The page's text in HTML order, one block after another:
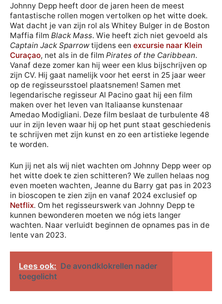
Johnny Depp heeft door de jaren heen de meest
fantastische rollen mogen vertolken op het witte doek.
Wat dacht je van zijn rol als Whitey Bulger in de Boston
Maffia film Black Mass. Wie heeft zich niet gevoeld als
Captain Jack Sparrowtijdens een excursie naar Klein
Curaçao, net als in de film Pirates of the Caribbean.
Vanaf deze zomer kan hij weer een klus bijschrijven op
zijn CV. Hij gaat namelijk voor het eerst in 25 jaar weer
op de regisseursstoel plaatsnemen! Samen met
legendarische regisseur Al Pacino gaat hij een film
maken over het leven van Italiaanse kunstenaar
Amedao Modigliani. Deze film beslaat de turbulente 48
uur in zijn leven waar hij op het punt staat geschiedenis
te schrijven met zijn kunst en zo een artistieke legende
te worden.
Kun jij net als wij niet wachten om Johnny Depp weer op
het witte doek te zien schitteren? We zullen helaas nog
even moeten wachten, Jeanne du Barry gat pas in 2023
in bioscopen te zien zijn en vanaf 2024 exclusief op
Netflix. Om het regisseurswerk van Johnny Depp te
kunnen bewonderen moeten we nóg iets langer
wachten. Naar verluidt beginnen de opnames pas in de
lente van 2023.
Lees ook: De avondklokrellen nader
toegelicht
Van fjorddroom naar sleutelklare luxe